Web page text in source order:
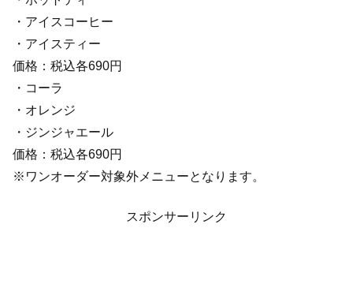
・アイスコーヒー
・アイスティー
価格：税込各690円
・コーラ
・オレンジ
・ジンジャエール
価格：税込各690円
※ワンオーダー対象外メニューとなります。
スポンサーリンク